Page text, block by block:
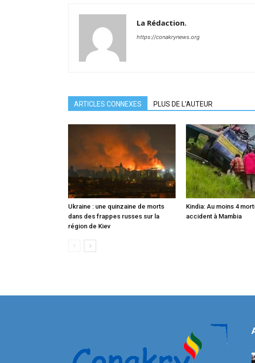
La Rédaction.
https://conakrynews.org
ARTICLES CONNEXES PLUS DE L'AUTEUR
Ukraine : une quinzaine de morts
dans des frappes russes sur la
région de Kiev
Kindia: Au moins 4
accident à Mambia